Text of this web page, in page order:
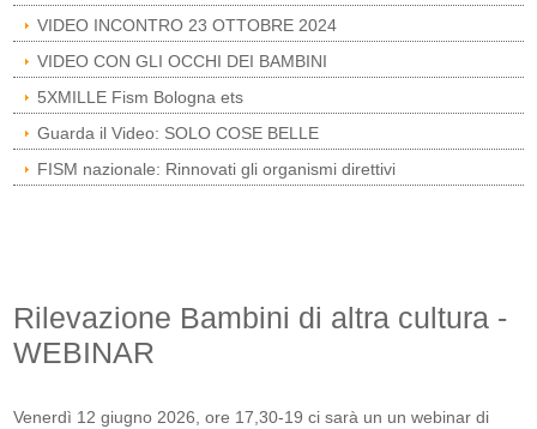
VIDEO INCONTRO 23 OTTOBRE 2024
VIDEO CON GLI OCCHI DEI BAMBINI
5XMILLE Fism Bologna ets
Guarda il Video: SOLO COSE BELLE
FISM nazionale: Rinnovati gli organismi direttivi
Rilevazione Bambini di altra cultura -
WEBINAR
Venerdì 12 giugno 2026, ore 17,30-19 ci sarà un un webinar di